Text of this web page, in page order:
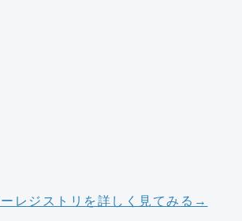
レジストリを詳しく見てみる→